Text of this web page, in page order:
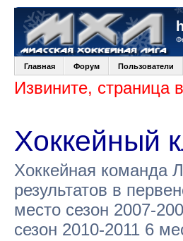
Главная Форум Пользователи
Извините, страница
Хоккейный
Хоккейная команда
результатов в
место сезон 2007-
сезон 2010-2011 6